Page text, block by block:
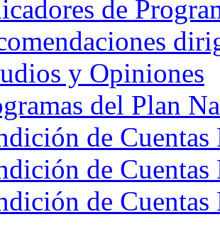
de
y Opiniones
del Plan
de Cuentas
de Cuentas
de